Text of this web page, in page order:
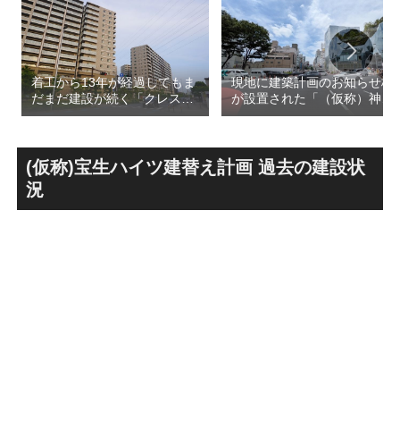
着工から13年が経過してもま
だまだ建設が続く「クレスト
プライムレジデンス」！！
のうち、プロムナード八番街
の建設が進む！！
現地に建築計画のお知らせ板
が設置された「（仮称）神宮
前六丁目八角館建替計
SANAA設計で神宮前交差点に
新たな商業施設誕生へ！！
(仮称)宝生ハイツ建替え計画 過去の建設状
況